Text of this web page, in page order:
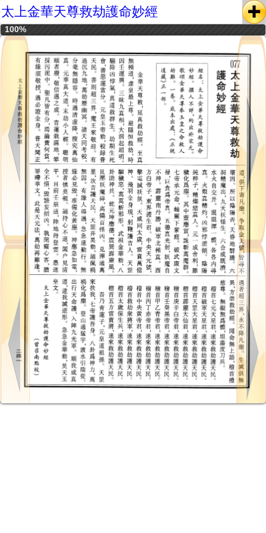
太上金華天尊救劫護命妙經
100%